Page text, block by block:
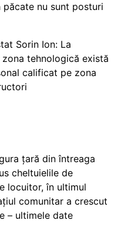
păcate nu sunt posturi
Sorin Ion: La
tehnologică există
calificat pe zona
țară din întreaga
cheltuielile de
locuitor, în ultimul
comunitar a crescut
– ultimele date